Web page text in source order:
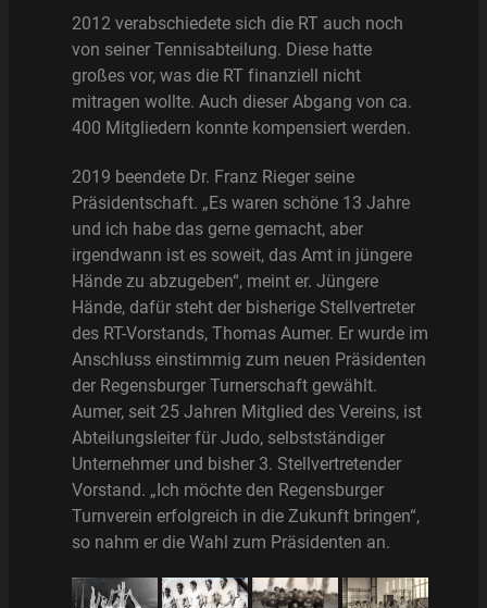
2012 verabschiedete sich die RT auch noch
von seiner Tennisabteilung. Diese hatte
großes vor, was die RT finanziell nicht
mitragen wollte. Auch dieser Abgang von ca.
400 Mitgliedern konnte kompensiert werden.
2019 beendete Dr. Franz Rieger seine
Präsidentschaft. „Es waren schöne 13 Jahre
und ich habe das gerne gemacht, aber
irgendwann ist es soweit, das Amt in jüngere
Hände zu abzugeben“, meint er. Jüngere
Hände, dafür steht der bisherige Stellvertreter
des RT-Vorstands, Thomas Aumer. Er wurde im
Anschluss einstimmig zum neuen Präsidenten
der Regensburger Turnerschaft gewählt.
Aumer, seit 25 Jahren Mitglied des Vereins, ist
Abteilungsleiter für Judo, selbstständiger
Unternehmer und bisher 3. Stellvertretender
Vorstand. „Ich möchte den Regensburger
Turnverein erfolgreich in die Zukunft bringen“,
so nahm er die Wahl zum Präsidenten an.